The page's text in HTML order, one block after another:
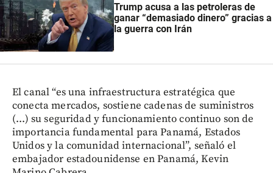
Trump acusa a las petroleras de
ganar “demasiado dinero” gracias a
la guerra con Irán
El canal “es una infraestructura estratégica que
conecta mercados, sostiene cadenas de suministros
(...) su seguridad y funcionamiento continuo son de
importancia fundamental para Panamá, Estados
Unidos y la comunidad internacional”, señaló el
embajador estadounidense en Panamá, Kevin